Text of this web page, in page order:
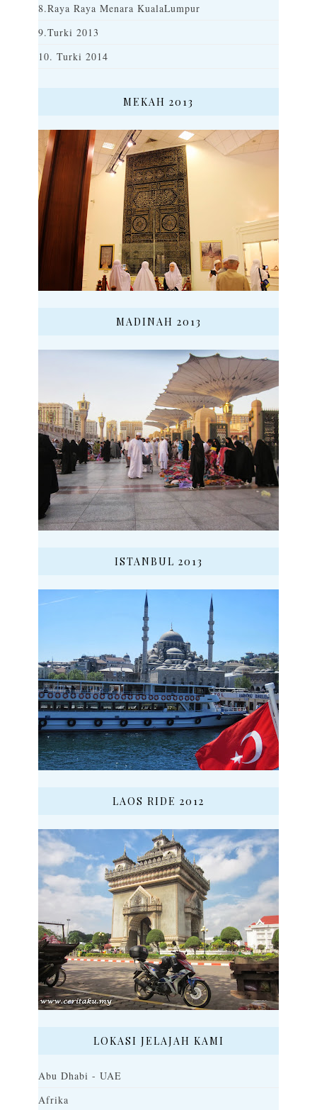
8.Raya Raya Menara KualaLumpur
9.Turki 2013
10. Turki 2014
MEKAH 2013
MADINAH 2013
ISTANBUL 2013
LAOS RIDE 2012
LOKASI JELAJAH KAMI
Abu Dhabi - UAE
Afrika